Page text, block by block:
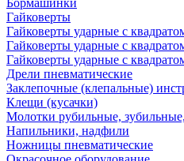
Бормашинки
Гайковерты
Гайковерты ударные с
Гайковерты ударные с
Гайковерты ударные с
Дрели пневматические
Заклепочные (клепальные)
Клещи (кусачки)
Молотки рубильные,
Напильники, надфили
Ножницы пневматические